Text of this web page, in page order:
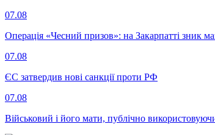
07.08
Операція «Чесний призов»: на Закарпатті зник
07.08
ЄС затвердив нові санкції проти РФ
07.08
Військовий і його мати, публічно